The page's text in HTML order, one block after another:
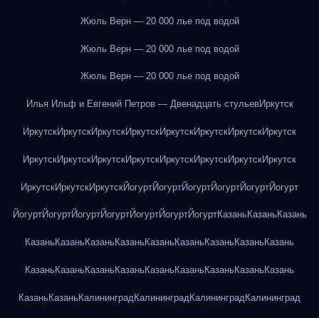
Жюль Верн — 20 000 лье под водой
Жюль Верн — 20 000 лье под водой
Жюль Верн — 20 000 лье под водой
Илья Ильф и Евгений Петров — Двенадцать стульевИркутск
ИркутскИркутскИркутскИркутскИркутскИркутскИркутскИркутск
ИркутскИркутскИркутскИркутскИркутскИркутскИркутскИркутск
ИркутскИркутскИркутскЙогуртЙогуртЙогуртЙогуртЙогуртЙогурт
ЙогуртЙогуртЙогуртЙогуртЙогуртЙогуртЙогуртКазаньКазаньКазань
КазаньКазаньКазаньКазаньКазаньКазаньКазаньКазаньКазань
КазаньКазаньКазаньКазаньКазаньКазаньКазаньКазаньКазань
КазаньКазаньКалининградКалининградКалининградКалининград